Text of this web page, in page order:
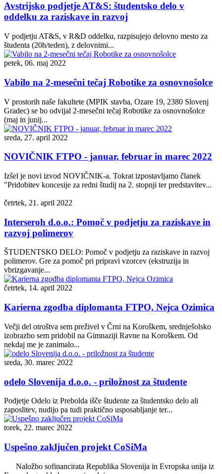
Avstrijsko podjetje AT&S: študentsko delo v
oddelku za raziskave in razvoj
V podjetju AT&S, v R&D oddelku, razpisujejo delovno mesto za
študenta (20h/teden), z delovnimi...
petek, 06. maj 2022
Vabilo na 2-mesečni tečaj Robotike za osnovnošolce
V prostorih naše fakultete (MPIK stavba, Ozare 19, 2380 Slovenj
Gradec) se bo odvijal 2-mesečni tečaj Robotike za osnovnošolce
(maj in junij...
sreda, 27. april 2022
NOVIČNIK FTPO - januar, februar in marec 2022
Izšel je novi izvod NOVIČNIK-a. Tokrat izpostavljamo članek
"Pridobitev koncesije za redni študij na 2. stopnji ter predstavitev...
četrtek, 21. april 2022
Interseroh d.o.o.: Pomoč v podjetju za raziskave in
razvoj polimerov
ŠTUDENTSKO DELO: Pomoč v podjetju za raziskave in razvoj
polimerov. Gre za pomoč pri pripravi vzorcev (ekstruzija in
vbrizgavanje...
četrtek, 14. april 2022
Karierna zgodba diplomanta FTPO, Nejca Ozimica
Večji del otroštva sem preživel v Črni na Koroškem, srednješolsko
izobrazbo sem pridobil na Gimnaziji Ravne na Koroškem. Od
nekdaj me je zanimalo...
sreda, 30. marec 2022
odelo Slovenija d.o.o. - priložnost za študente
Podjetje Odelo iz Prebolda išče študente za študentsko delo ali
zaposlitev, nudijo pa tudi praktično usposabljanje ter...
torek, 22. marec 2022
Uspešno zaključen projekt CoSiMa
Naložbo sofinancirata Republika Slovenija in Evropska unija iz